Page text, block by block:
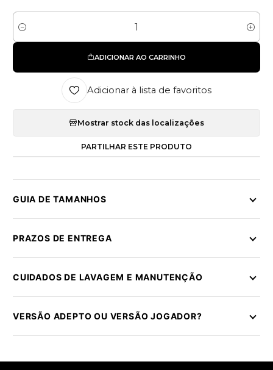
Quantidade
ADICIONAR AO CARRINHO
Adicionar à lista de favoritos
Mostrar stock das localizações
PARTILHAR ESTE PRODUTO
GUIA DE TAMANHOS
PRAZOS DE ENTREGA
CUIDADOS DE LAVAGEM E MANUTENÇÃO
VERSÃO ADEPTO OU VERSÃO JOGADOR?